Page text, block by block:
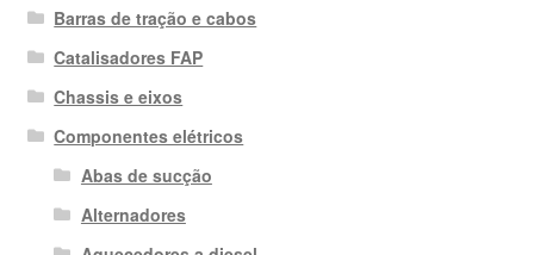
Barras de tração e cabos
Catalisadores FAP
Chassis e eixos
Componentes elétricos
Abas de sucção
Alternadores